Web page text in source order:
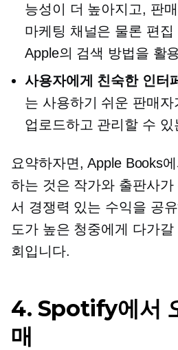
능성이 더 높아지고, 판
마케팅 채널은 물론 편
Apple의 검색 방법을 활
사용자에게 친숙한인터
는 사용하기 쉬운 판매자
업로드하고 관리할 수
요약하자면, Apple Books
하는 것은 작가와 출판사가
서 경쟁력 있는 수익을 공
도가 높은 청중에게 다가갈
회입니다.
4. Spotify에서
매